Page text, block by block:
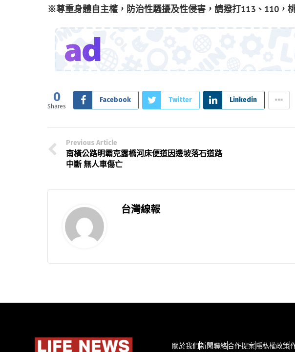
※尊重身體自主權，防治性騷擾及性侵害，請撥打113、110，
0
Shares
Facebook Twitter Linkedin
Previous Article
南橫公路明霸克露橋河床便道因邊坡落石道路
中斷 無人車傷亡
台灣線報
關於我們新聞聯絡合作提案隱私權政策